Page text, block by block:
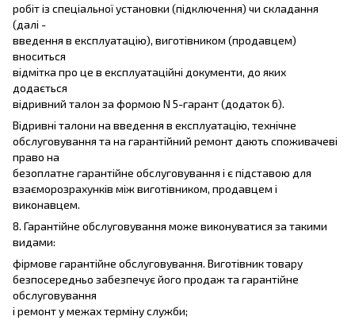
робіт із спеціальної установки (підключення) чи складання
(далі -
введення в експлуатацію), виготівником (продавцем)
вноситься
відмітка про це в експлуатаційні документи, до яких
додається
відривний талон за формою N 5-гарант (додаток 6).
Відривні талони на введення в експлуатацію, технічне
обслуговування та на гарантійний ремонт дають споживачеві
право на
безоплатне гарантійне обслуговування і є підставою для
взаєморозрахунків між виготівником, продавцем і
виконавцем.
8. Гарантійне обслуговування може виконуватися за такими
видами:
фірмове гарантійне обслуговування. Виготівник товару
безпосередньо забезпечує його продаж та гарантійне
обслуговування
і ремонт у межах терміну служби;